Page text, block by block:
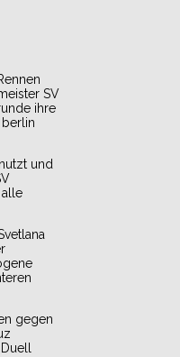
SV
ihre
und
gegen